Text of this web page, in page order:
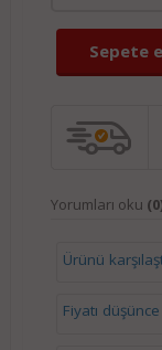
Sepete
Yorumları oku
Ürünü
Fiyatı